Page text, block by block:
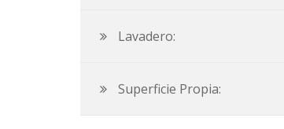
Lavadero:
Superficie Propia: